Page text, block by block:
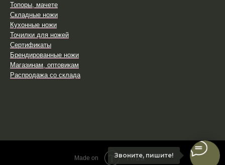
Топоры, мачете
Складные ножи
Кухонные ножи
Точилки для ножей
Сертификаты
Брендированные ножи
Магазинам, оптовикам
Распродажа со склада
Звоните, пишите!
Made on Tilda